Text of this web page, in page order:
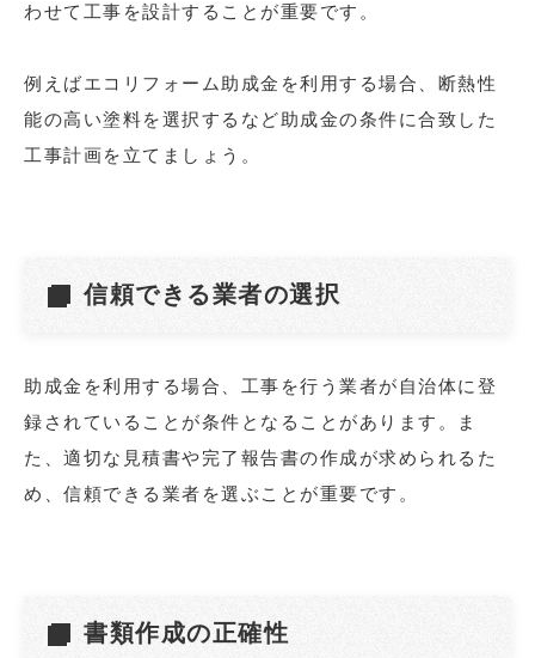
わせて工事を設計することが重要です。
例えばエコリフォーム助成金を利用する場合、断熱性
能の高い塗料を選択するなど助成金の条件に合致した
工事計画を立てましょう。
信頼できる業者の選択
助成金を利用する場合、工事を行う業者が自治体に登
録されていることが条件となることがあります。ま
た、適切な見積書や完了報告書の作成が求められるた
め、信頼できる業者を選ぶことが重要です。
書類作成の正確性